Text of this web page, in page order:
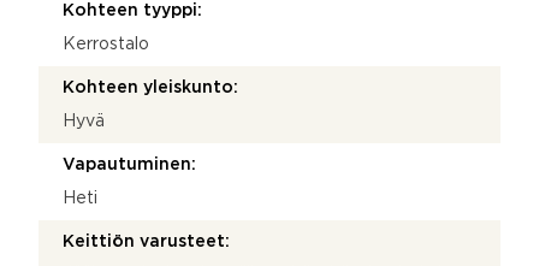
Kohteen tyyppi:
Kerrostalo
Kohteen yleiskunto:
Hyvä
Vapautuminen:
Heti
Keittiön varusteet: